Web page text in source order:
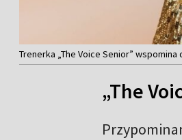
Trenerka „The Voice Senior”
„The